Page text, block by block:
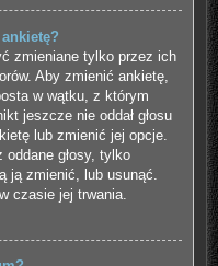
zmieniane tylko przez ich
Aby zmienić ankietę,
w wątku, z którym
jeszcze nie oddał głosu
lub zmienić jej opcje.
głosy, tylko
ją zmienić, lub usunąć.
czasie jej trwania.